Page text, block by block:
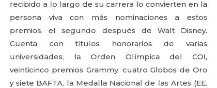
recibido a lo largo de su carrera lo convierten en la
persona viva con más nominaciones a estos
premios, el segundo después de Walt Disney.
Cuenta con títulos honorarios de varias
universidades, la Orden Olímpica del COI,
veinticinco premios Grammy, cuatro Globos de Oro
y siete BAFTA, la Medalla Nacional de las Artes (EE.